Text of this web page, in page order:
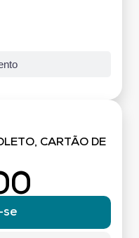
CARTÃO DE
se